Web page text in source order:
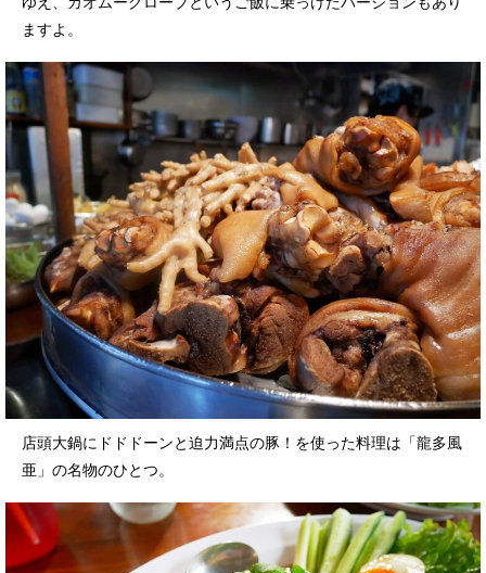
ますよ。
店頭大鍋にドドドーンと迫力満点の豚！を使った料理は「龍多風
亜」の名物のひとつ。